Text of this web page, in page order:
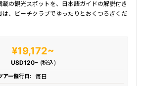
載の観光スポットを、日本語ガイドの解説付き
は、ビーチクラブでゆったりとおくつろぎくだ
¥19,172~
USD120~ (税込)
アー催行日: 毎日